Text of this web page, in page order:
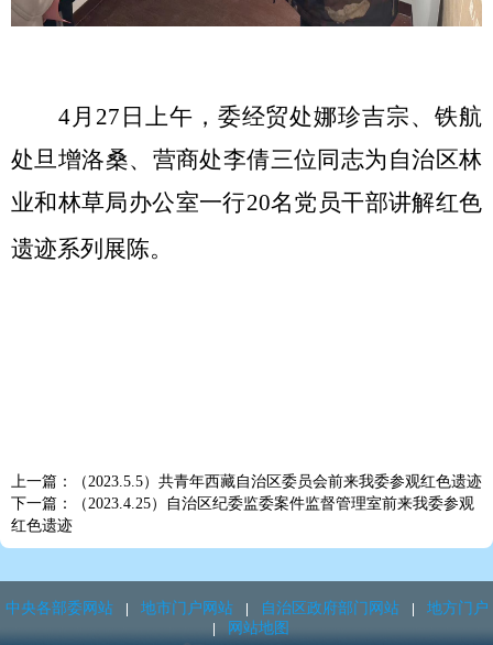
4月27日上午，委经贸处娜珍吉宗、铁航
处旦增洛桑、营商处李倩三位同志为自治区林
业和林草局办公室一行20名党员干部讲解红色
遗迹系列展陈。
上一篇：（2023.5.5）共青年西藏自治区委员会前来我委参观红色遗迹
下一篇：（2023.4.25）自治区纪委监委案件监督管理室前来我委参观
红色遗迹
中央各部委网站 地市门户网站 自治区政府部门网站
地方门户
网站地图